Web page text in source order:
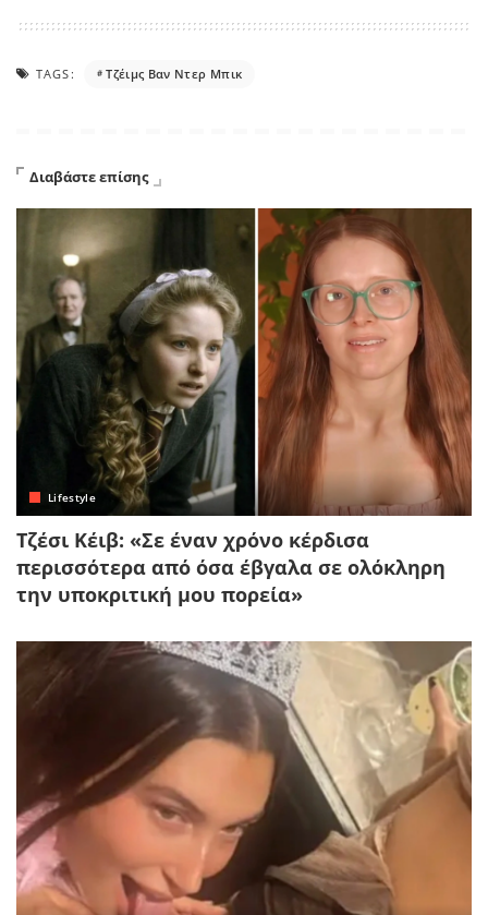
TAGS: Τζέιμς Βαν Ντερ Μπικ
Διαβάστε επίσης
Lifestyle
Τζέσι Κέιβ: «Σε έναν χρόνο κέρδισα
περισσότερα από όσα έβγαλα σε ολόκληρη
την υποκριτική μου πορεία»